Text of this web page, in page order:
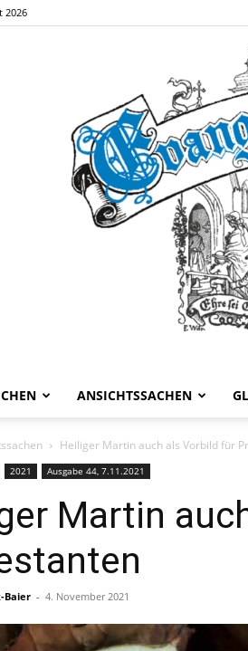
2026
ANSICHTSSACHEN
Heiliger Martin auch als Vorbild für
2021 Ausgabe 44, 7.11.2021
Martin
Baier - 4. November 2021